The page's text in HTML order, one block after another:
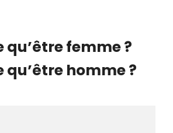
qu’être femme ?
qu’être homme ?